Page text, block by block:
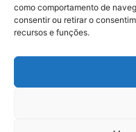
como comportamento de
consentir ou retirar o
recursos e funções.
Justiça Itinerante
fundiária e casamento
famílias em Portel
21 de maio de 2026
feminino pelos Jogos